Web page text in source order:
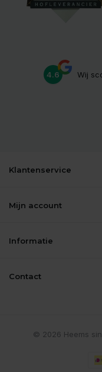
4.6 Wij
Klantenservice
Mijn account
Informatie
Contact
© 2026 Heems